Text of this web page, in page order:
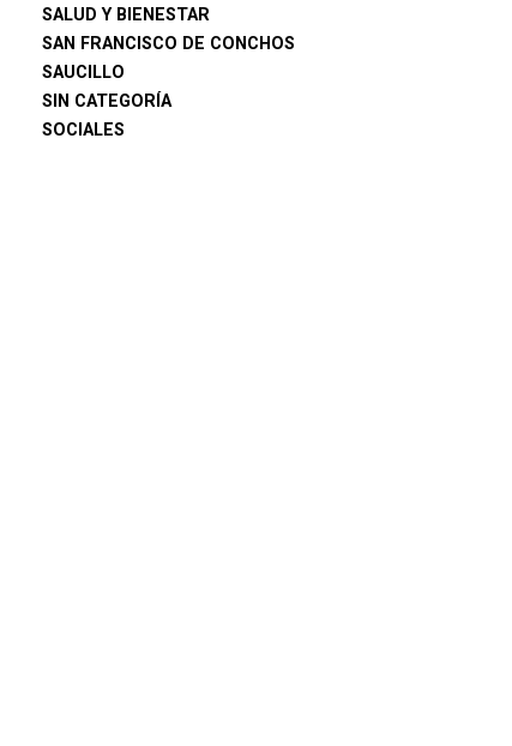
SALUD Y BIENESTAR
SAN FRANCISCO DE CONCHOS
SAUCILLO
SIN CATEGORÍA
SOCIALES